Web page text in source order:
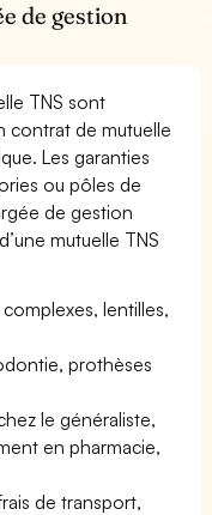
de gestion
TNS sont
contrat de mutuelle
Les garanties
ou pôles de
de gestion
mutuelle TNS
lentilles,
prothèses
le généraliste,
en pharmacie,
de transport,